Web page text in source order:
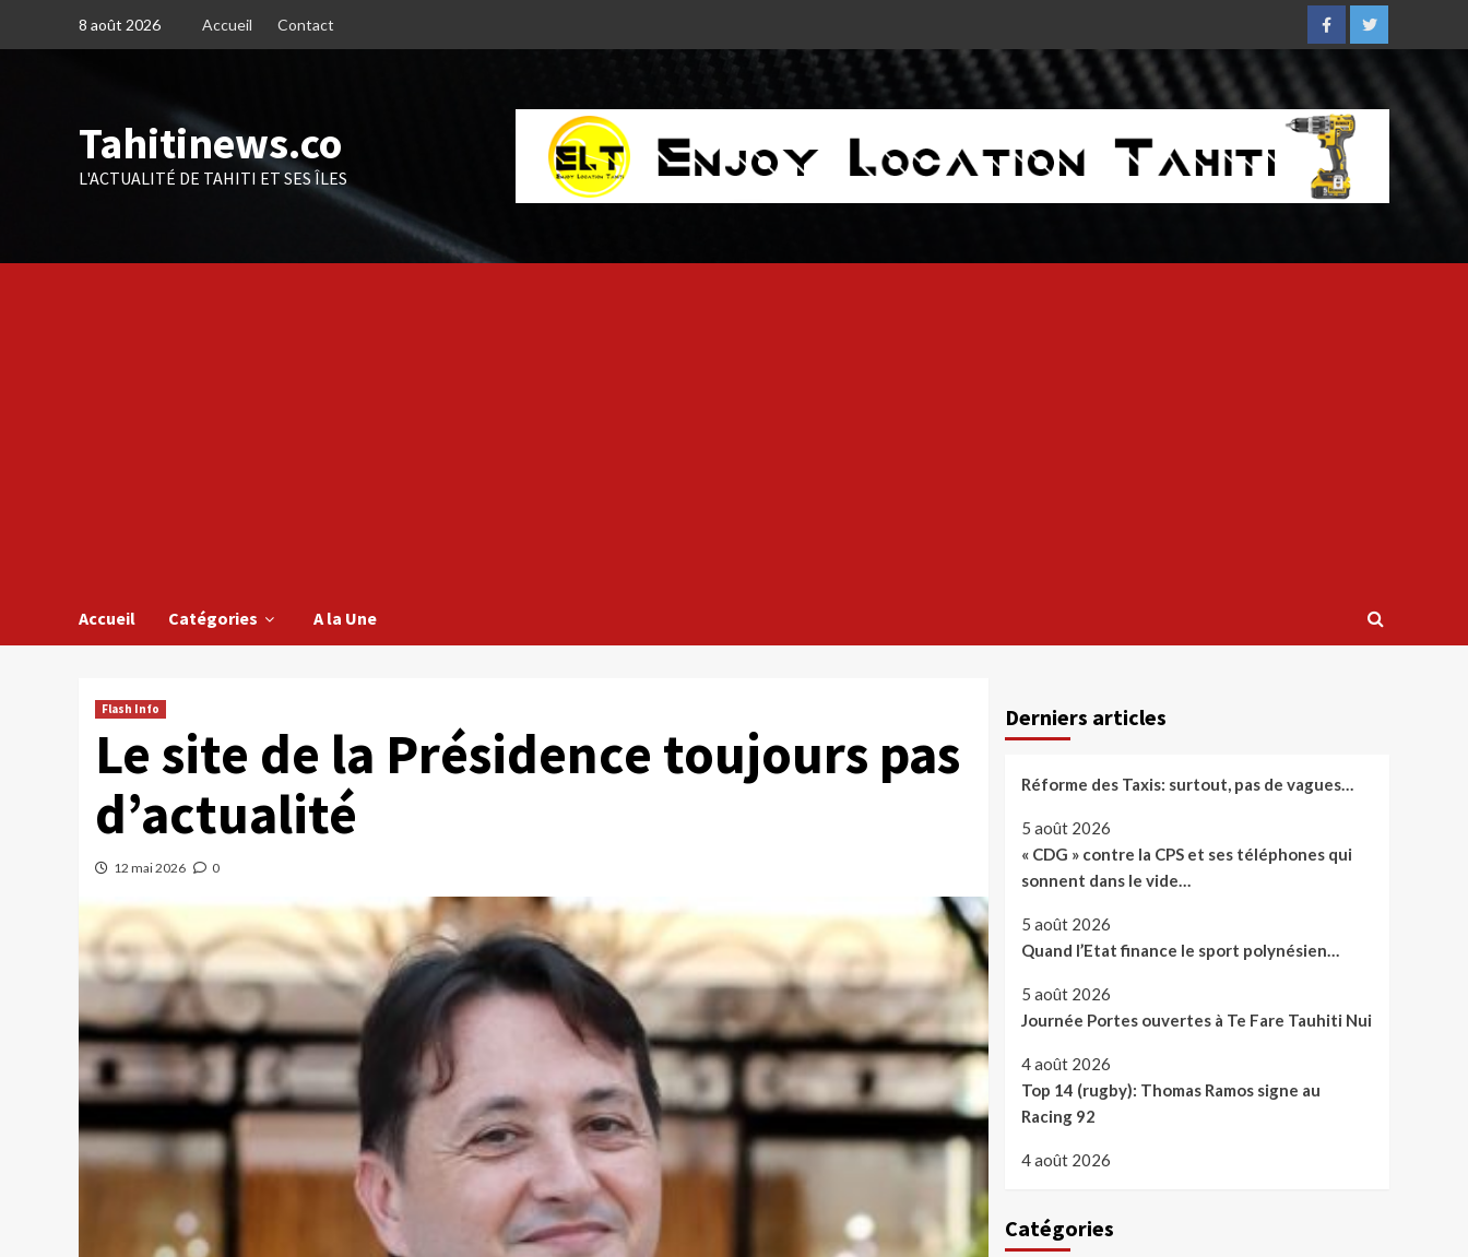
8 août 2026 Accueil Contact
FacebookTwitter
Tahitinews.co
L'ACTUALITÉ DE TAHITI ET SES ÎLES
Accueil Catégories A la Une
Flash Info
Le site de la Présidence toujours pas
d’actualité
12 mai 2026 0
Derniers articles
Réforme des Taxis: surtout, pas de vagues…
5 août 2026
« CDG » contre la CPS et ses téléphones qui
sonnent dans le vide…
5 août 2026
Quand l’Etat finance le sport polynésien…
5 août 2026
Journée Portes ouvertes à Te Fare Tauhiti Nui
4 août 2026
Top 14 (rugby): Thomas Ramos signe au
Racing 92
4 août 2026
Catégories